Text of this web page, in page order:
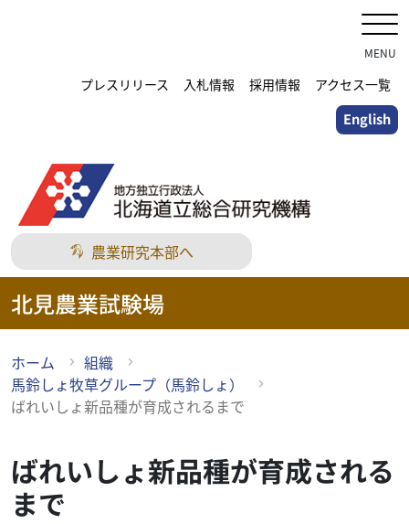
プ
プレスリリース 入札情報 採用情報 アクセス一覧
English
MENU
農業研究本部へ
北見農業試験場
ホーム
組織
馬鈴しょ牧草グループ（馬鈴しょ）
ばれいしょ新品種が育成されるまで
ばれいしょ新品種が育成される
まで